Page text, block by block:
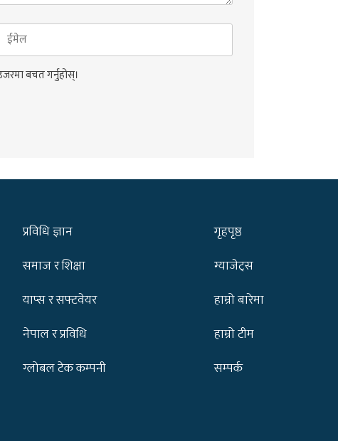
बचत गर्नुहोस्।
प्रविधि ज्ञान
समाज र शिक्षा
याप्स र सफ्टवेयर
नेपाल र प्रविधि
ग्लोबल टेक कम्पनी
गृहपृष्ठ
ग्याजेट्स
हाम्रो बारेमा
हाम्रो टीम
सम्पर्क